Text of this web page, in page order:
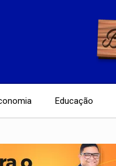
Educação